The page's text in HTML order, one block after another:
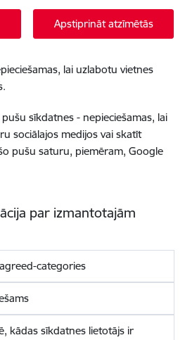
Apstiprināt atzīmētās
lai uzlabotu vietnes
sīkdatnes - nepieciešamas, lai
sociālajos medijos vai skatīt
pušu saturu, piemēram, Google
par izmantotajām
categories
kādas sīkdatnes lietotājs ir